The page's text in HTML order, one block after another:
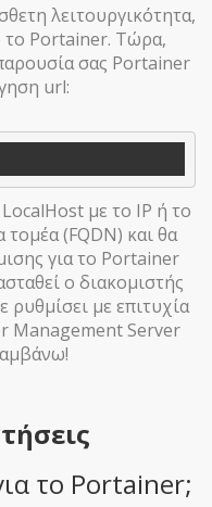
λειτουργικότητα,
το Portainer. Τώρα,
σας Portainer
url:
με το IP ή το
(FQDN) και θα
για το Portainer
ο διακομιστής
με επιτυχία
Management Server
το Portainer;